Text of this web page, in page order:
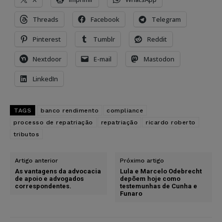
Threads Facebook Telegram
Pinterest Tumblr Reddit
Nextdoor E-mail Mastodon
LinkedIn
TAGS banco rendimento
compliance
processo de repatriação
repatriação
ricardo roberto
tributos
Artigo anterior
As vantagens da advocacia
de apoio e advogados
correspondentes.
Próximo artigo
Lula e Marcelo Odebrecht
depõem hoje como
testemunhas de Cunha e
Funaro